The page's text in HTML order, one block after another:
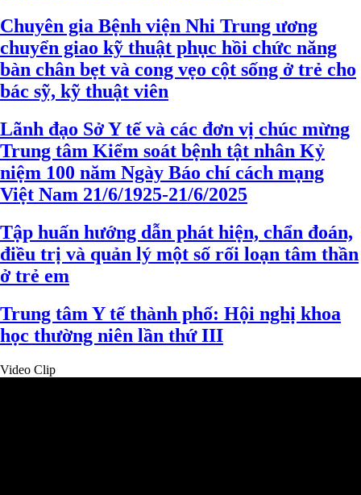
Chuyên gia Bệnh viện Nhi Trung ương
chuyển giao kỹ thuật phục hồi chức năng
bàn chân bẹt và cong vẹo cột sống ở trẻ cho
bác sỹ, kỹ thuật viên
Lãnh đạo Sở Y tế và các đơn vị chúc mừng
Trung tâm Kiểm soát bệnh tật nhân Kỷ
niệm 100 năm Ngày Báo chí cách mạng
Việt Nam 21/6/1925-21/6/2025
Tập huấn hướng dẫn phát hiện, chẩn đoán,
điều trị và quản lý một số rối loạn tâm thần
ở trẻ em
Trung tâm Y tế thành phố: Hội nghị khoa
học thường niên lần thứ III
Video Clip